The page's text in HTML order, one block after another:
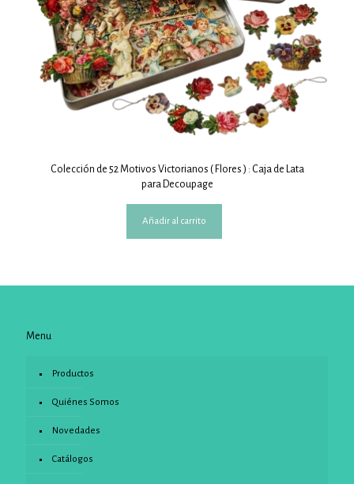
Colección de 52 Motivos Victorianos ( Flores ) : Caja de Lata
para Decoupage
Añadir al carrito
Menu
Productos
Quiénes Somos
Novedades
Catálogos